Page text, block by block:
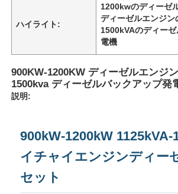
ハイライト:
1200kwのディーゼ
ディーゼルエンジ
1500kVAのディー
電機
900KW-1200KW ディーゼルエンジ
1500kva ディーゼルバックアップ発
説明:
900kW-1200kW 1125kVA-
イチャイエンジンディー
セット